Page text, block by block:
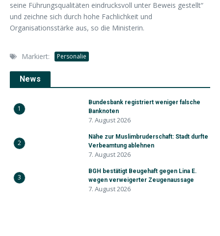
seine Führungsqualitäten eindrucksvoll unter Beweis gestellt“
und zeichne sich durch hohe Fachlichkeit und
Organisationsstärke aus, so die Ministerin.
Markiert: Personalie
News
1
Bundesbank registriert weniger falsche
Banknoten
7. August 2026
2
Nähe zur Muslimbruderschaft: Stadt durfte
Verbeamtung ablehnen
7. August 2026
3
BGH bestätigt Beugehaft gegen Lina E.
wegen verweigerter Zeugenaussage
7. August 2026